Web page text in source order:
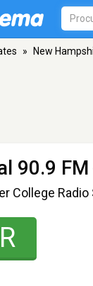
» New
90.9 FM
College Radio